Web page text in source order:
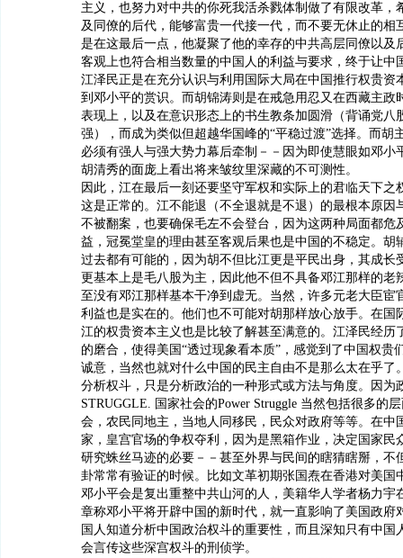
主义，也努力对中共的你死我活杀戮体制做了有限改革，
及同僚的后代，能够富贵一代接一代，而不要无休止的相
是在这最后一点，他凝聚了他的幸存的中共高层同僚以及
客观上也符合相当数量的中国人的利益与要求，终于让中
江泽民正是在充分认识与利用国际大局在中国推行权贵资
到邓小平的赏识。而胡锦涛则是在戒急用忍又在西藏主政
表现上，以及在意识形态上的书生教条加圆滑（背诵党八
强），而成为类似但超越华国峰的“平稳过渡”选择。而胡
必须有强人与强大势力幕后牵制－－因为即使慧眼如邓小
胡清秀的面庞上看出将来皱纹里深藏的不可测性。
因此，江在最后一刻还要坚守军权和实际上的君临天下之
这是正常的。江不能退（不全退就是不退）的最根本原因
不被翻案，也要确保毛左不会登台，因为这两种局面都危
益，冠冕堂皇的理由甚至客观后果也是中国的不稳定。胡
过去都有可能的，因为胡不但比江更是平民出身，其成长
更基本上是毛八股为主，因此他不但不具备邓江那样的老
至没有邓江那样基本干净到虚无。当然，许多元老大臣宦
利益也是实在的。他们也不可能对胡那样放心放手。在国
江的权贵资本主义也是比较了解甚至满意的。江泽民经历
的磨合，使得美国“透过现象看本质”，感觉到了中国权贵
诚意，当然也就对什么中国的民主自由不是那么太在乎了
分析权斗，只是分析政治的一种形式或方法与角度。因为
STRUGGLE. 国家社会的Power Struggle 当然包括很多的
会，农民同地主，当地人同移民，民众对政府等等。在中
家，皇宫官场的争权夺利，因为是黑箱作业，决定国家民
研究蛛丝马迹的必要－－甚至外界与民间的瞎猜瞎掰，不
卦常常有验证的时候。比如文革初期张国焘在香港对美国
邓小平会是复出重整中共山河的人，美籍华人学者杨力宇
章称邓小平将开辟中国的新时代，就一直影响了美国政府
国人知道分析中国政治权斗的重要性，而且深知只有中国
会言传这些深宫权斗的刑侦学。